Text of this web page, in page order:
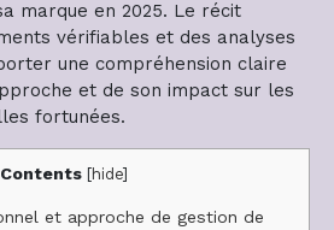
marque en 2025. Le récit
vérifiables et des analyses
une compréhension claire
et de son impact sur les
fortunées.
Contents [hide]
et approche de gestion de